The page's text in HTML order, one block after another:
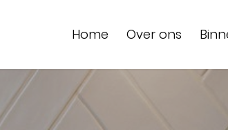
Home Over ons